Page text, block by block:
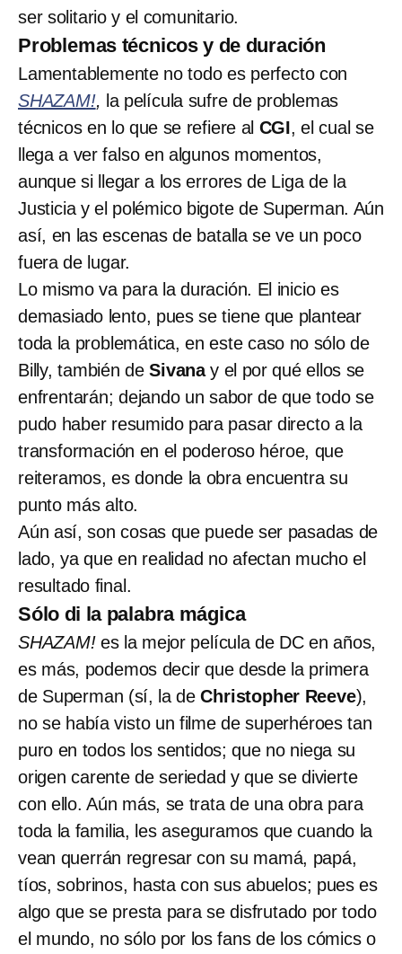
ser solitario y el comunitario.
Problemas técnicos y de duración
Lamentablemente no todo es perfecto con
SHAZAM!, la película sufre de problemas
técnicos en lo que se refiere al CGI, el cual se
llega a ver falso en algunos momentos,
aunque si llegar a los errores de Liga de la
Justicia y el polémico bigote de Superman. Aún
así, en las escenas de batalla se ve un poco
fuera de lugar.
Lo mismo va para la duración. El inicio es
demasiado lento, pues se tiene que plantear
toda la problemática, en este caso no sólo de
Billy, también deSivanay el por qué ellos se
enfrentarán; dejando un sabor de que todo se
pudo haber resumido para pasar directo a la
transformación en el poderoso héroe, que
reiteramos, es donde la obra encuentra su
punto más alto.
Aún así, son cosas que puede ser pasadas de
lado, ya que en realidad no afectan mucho el
resultado final.
Sólo di la palabra mágica
SHAZAM!es la mejor película de DC en años,
es más, podemos decir que desde la primera
de Superman (sí, la deChristopher Reeve),
no se había visto un filme de superhéroes tan
puro en todos los sentidos; que no niega su
origen carente de seriedad y que se divierte
con ello. Aún más, se trata de una obra para
toda la familia, les aseguramos que cuando la
vean querrán regresar con su mamá, papá,
tíos, sobrinos, hasta con sus abuelos; pues es
algo que se presta para se disfrutado por todo
el mundo, no sólo por los fans de los cómics o